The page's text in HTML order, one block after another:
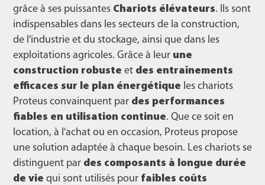
grâce à ses puissantes Chariots élévateurs. Ils sont
indispensables dans les secteurs de la construction,
de l'industrie et du stockage, ainsi que dans les
exploitations agricoles. Grâce à leur une
construction robuste et des entraînements
efficaces sur le plan énergétique les chariots
Proteus convainquent par des performances
fiables en utilisation continue. Que ce soit en
location, à l'achat ou en occasion, Proteus propose
une solution adaptée à chaque besoin. Les chariots se
distinguent par des composants à longue durée
de vie qui sont utilisés pour faibles coûts